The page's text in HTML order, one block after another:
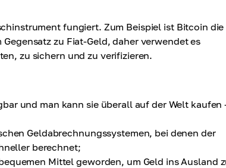
fungiert. Zum Beispiel ist Bitcoin die
zu Fiat-Geld, daher verwendet es
zu sichern und zu verifizieren.
und man kann sie überall auf der Welt kaufen
Geldabrechnungssystemen, bei denen der
berechnet;
Mittel geworden, um Geld ins Ausland